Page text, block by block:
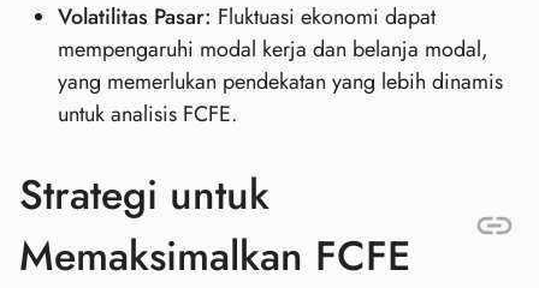
Volatilitas Pasar: Fluktuasi ekonomi dapat
mempengaruhi modal kerja dan belanja modal,
yang memerlukan pendekatan yang lebih dinamis
untuk analisis FCFE.
Strategi untuk
Memaksimalkan FCFE